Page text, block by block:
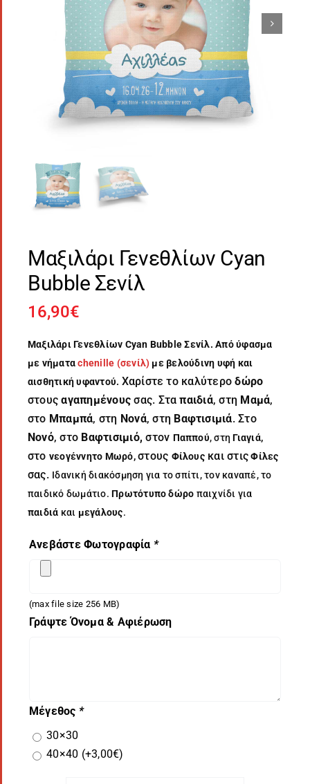
Μαξιλάρι Γενεθλίων Cyan
Bubble Σενίλ
16,90€
Μαξιλάρι Γενεθλίων Cyan Bubble Σενίλ. Από ύφασμα
με νήματαchenille (σενίλ) με βελούδινη υφή και
αισθητική υφαντού. Χαρίστε το καλύτεροδώρο
στουςαγαπημένους σας. Σταπαιδιά, στη Μαμά,
στο Μπαμπά, στη Νονά, στη Βαφτισιμιά. Στο
Νονό, στο Βαφτισιμιό, στον Παππού, στηΓιαγιά,
στο νεογέννητο Μωρό,στους Φίλουςκαι στιςΦίλες
σας. Ιδανική διακόσμηση για το σπίτι, τον καναπέ, το
παιδικό δωμάτιο.Πρωτότυπο δώρο παιχνίδι για
παιδιά και μεγάλους.
Ανεβάστε Φωτογραφία *
(max file size 256 MB)
Γράψτε Όνομα & Αφιέρωση
Μέγεθος *
30×30
40×40 (+3,00€)